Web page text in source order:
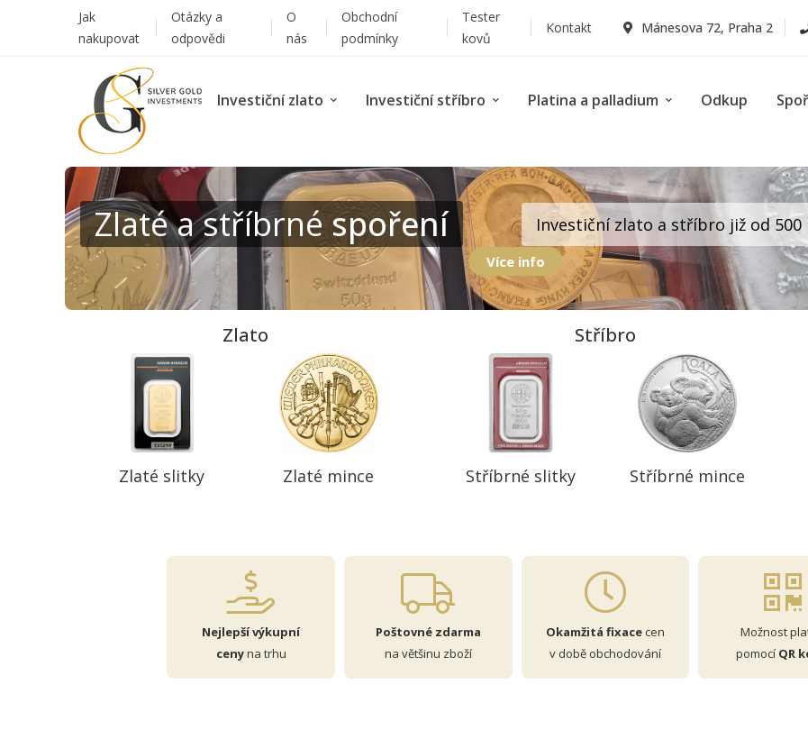
Jak
nakupovat
Otázky a
odpovědi
O
nás
Obchodní
podmínky
Tester
kovů
Kontakt Mánesova 72, Praha 2
Investiční zlato Investiční stříbro Platina a palladium Odkup
Zlaté a stříbrnéspoření Investiční zlato a stříbro již od 500
Více info
Zlato
Zlaté slitky Zlaté mince
Stříbro
Stříbrné slitky Stříbrné mince
Nejlepší výkupní
cenyna trhu
Poštovné zdarma
na většinu zboží
Okamžitá fixacecen
v době obchodování
Možnost
pomocí QR